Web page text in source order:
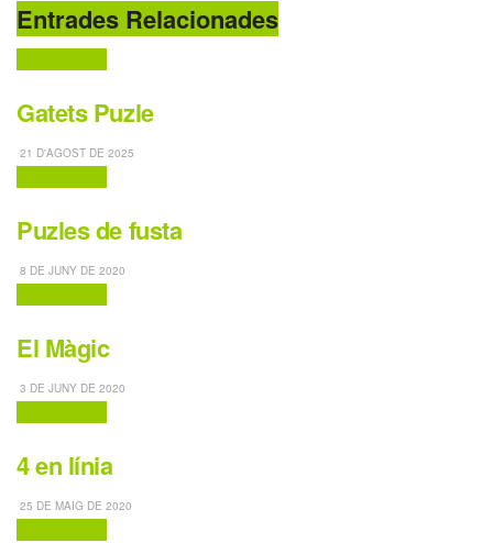
Entrades Relacionades
Gatets Puzle
21 D'AGOST DE 2025
Puzles de fusta
8 DE JUNY DE 2020
El Màgic
3 DE JUNY DE 2020
4 en línia
25 DE MAIG DE 2020